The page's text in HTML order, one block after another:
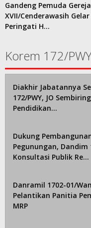
Gandeng Pemuda
XVII/Cenderawasih
Peringati H…
Korem 172/
Diakhir Jabatannya
172/PWY, JO
Pendidikan…
Dukung
Pegunungan, Dandim
Konsultasi Publik Re…
Danramil 1702-01/
Pelantikan Panitia
MRP